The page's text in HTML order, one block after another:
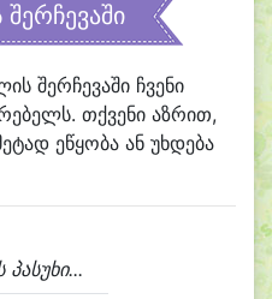
შერჩევაში ჩვენი
თქვენი აზრით,
ეწყობა ან უხდება
პასუხი...